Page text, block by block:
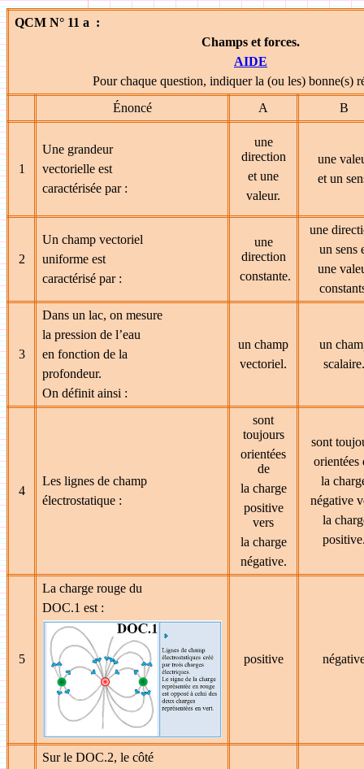
QCM N° 11 a :
Champs et forces.
AIDE
Pour chaque question, indiquer la (ou les) bonne(s)
Énoncé
A B
1
Une grandeur
vectorielle est
caractérisée par :
une
direction
et une
valeur.
une
et un
2
Un champ vectoriel
uniforme est
caractérisé par :
une
direction
constante.
une
un sens
une
3
Dans un lac, on mesure
la pression de l’eau
enfonction de la
profondeur.
On définit ainsi :
un champ
vectoriel.
un
scalaire.
4
Les lignes de champ
électrostatique :
sont
toujours
orientées
de
la charge
positive
vers
la charge
négative.
sont
orientées
la
négative
la
5
La charge rouge du
DOC.1 est :
positive
Sur le DOC.2, le côté